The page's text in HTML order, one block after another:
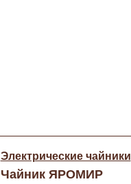
Электрические чайники
Чайник ЯРОМИР